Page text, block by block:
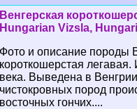
Венгерская
Hungarian Vizsla,
Фото и описание породы
короткошерстая легавая.
века. Выведена в
чистокровных пород
восточных гончих....